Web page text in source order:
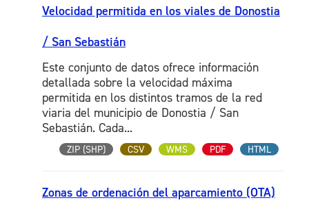
Velocidad permitida en los viales de Donostia
/ San Sebastián
Este conjunto de datos ofrece información
detallada sobre la velocidad máxima
permitida en los distintos tramos de la red
viaria del municipio de Donostia / San
Sebastián. Cada...
ZIP (SHP) CSV WMS PDF HTML
Zonas de ordenación del aparcamiento (OTA)